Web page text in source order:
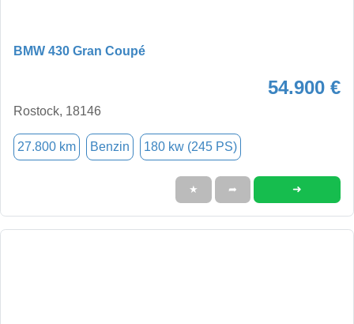
BMW 430 Gran Coupé
54.900 €
Rostock, 18146
27.800 km Benzin 180 kw (245 PS)
★ ➦ ➜